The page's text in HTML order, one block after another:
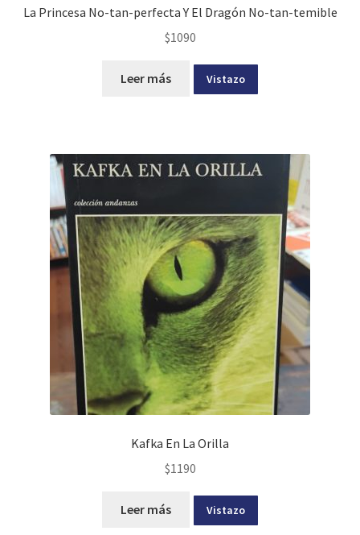
La Princesa No-tan-perfecta Y El Dragón No-tan-temible
$1090
Leer más Vistazo
Kafka En La Orilla
$1190
Leer más Vistazo